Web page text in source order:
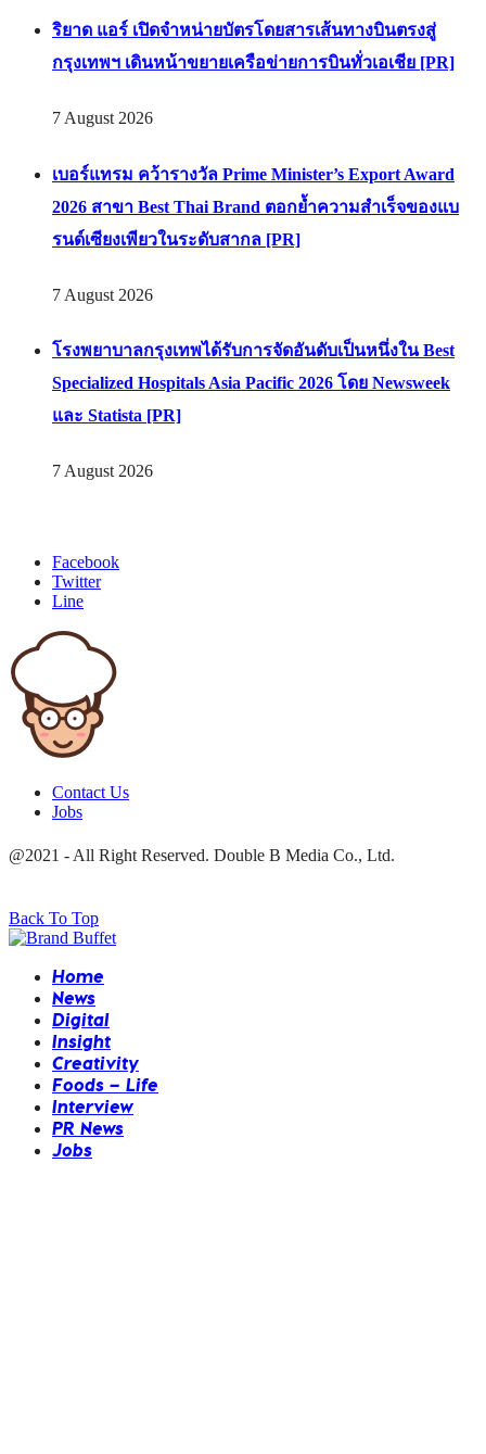
ริยาด แอร์ เปิดจำหน่ายบัตรโดยสารเส้นทางบินตรงสู่
กรุงเทพฯ เดินหน้าขยายเครือข่ายการบินทั่วเอเชีย [PR]
7 August 2026
เบอร์แทรม คว้ารางวัล Prime Minister’s Export Award
2026 สาขา Best Thai Brand ตอกย้ำความสำเร็จของแบ
รนด์เซียงเพียวในระดับสากล [PR]
7 August 2026
โรงพยาบาลกรุงเทพได้รับการจัดอันดับเป็นหนึ่งใน Best
Specialized Hospitals Asia Pacific 2026 โดย Newsweek
และ Statista [PR]
7 August 2026
Facebook
Twitter
Line
Contact Us
Jobs
@2021 - All Right Reserved. Double B Media Co., Ltd.
Back To Top
Home
News
Digital
Insight
Creativity
Foods – Life
Interview
PR News
Jobs